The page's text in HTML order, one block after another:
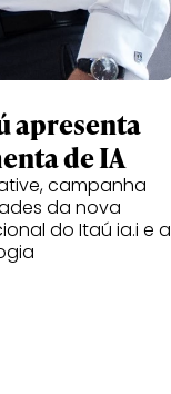
apresenta
de IA
campanha
da nova
do Itaú ia.i e a